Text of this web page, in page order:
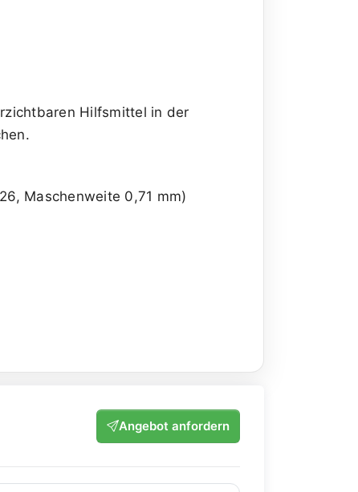
Hilfsmittel in der
Maschenweite 0,71 mm)
Angebot anfordern